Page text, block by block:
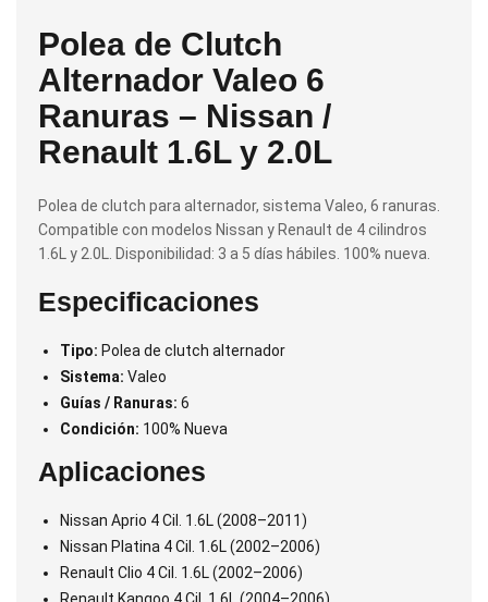
Polea de Clutch
Alternador Valeo 6
Ranuras – Nissan /
Renault 1.6L y 2.0L
Polea de clutch para alternador, sistema Valeo, 6 ranuras.
Compatible con modelos Nissan y Renault de 4 cilindros
1.6L y 2.0L. Disponibilidad: 3 a 5 días hábiles. 100% nueva.
Especificaciones
Tipo: Polea de clutch alternador
Sistema: Valeo
Guías / Ranuras: 6
Condición: 100% Nueva
Aplicaciones
Nissan Aprio 4 Cil. 1.6L (2008–2011)
Nissan Platina 4 Cil. 1.6L (2002–2006)
Renault Clio 4 Cil. 1.6L (2002–2006)
Renault Kangoo 4 Cil. 1.6L (2004–2006)